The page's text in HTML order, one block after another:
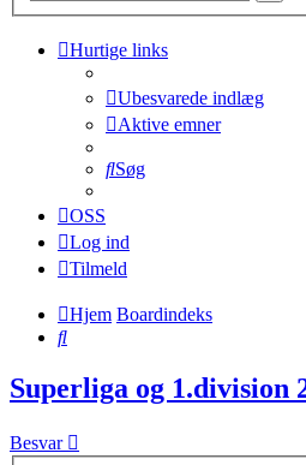
Hurtige links
Ubesvarede indlæg
Aktive emner
Søg
OSS
Log ind
Tilmeld
Hjem Boardindeks
Søg
Superliga og 1.division
Besvar